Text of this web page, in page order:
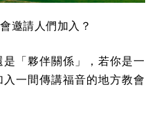
邀請人們加入？
「夥伴關係」，若你是一
一間傳講福音的地方教會